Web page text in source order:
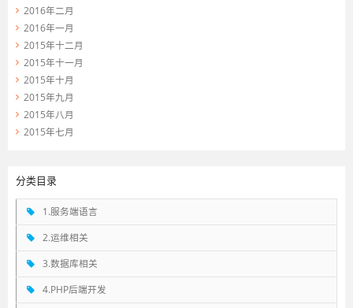
2016年二月
2016年一月
2015年十二月
2015年十一月
2015年十月
2015年九月
2015年八月
2015年七月
分类目录
1.服务端语言
2.运维相关
3.数据库相关
4.PHP后端开发